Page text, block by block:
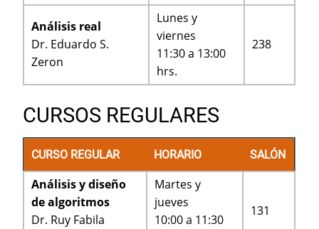
Análisis real
Dr. Eduardo S.
Zeron
Lunes y
viernes
11:30 a 13:00
hrs.
238
CURSOS REGULARES
CURSO REGULAR HORARIO SALÓN
Análisis y diseño
de algoritmos
Dr. Ruy Fabila
Martes y
jueves
10:00 a 11:30
131